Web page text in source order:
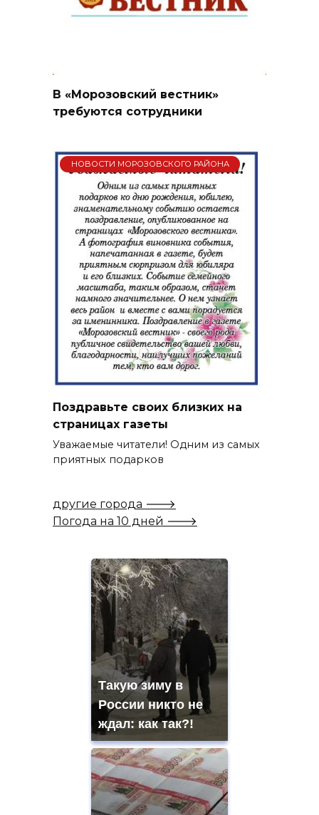
В «Морозовский вестник»
требуются сотрудники
НОВОСТИ МОРОЗОВСКОГО РАЙОНА
Поздравьте своих близких на
страницах газеты
Уважаемые читатели! Одним из самых
приятных подарков
другие города 🡒
Погода на 10 дней 🡒
Такую зиму в
России никто не
ждал: как так?!